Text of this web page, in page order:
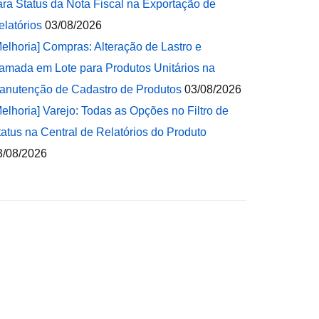
Status da Nota Fiscal na Exportação de
03/08/2026
Compras: Alteração de Lastro e
em Lote para Produtos Unitários na
de Cadastro de Produtos 03/08/2026
Varejo: Todas as Opções no Filtro de
na Central de Relatórios do Produto
08/2026